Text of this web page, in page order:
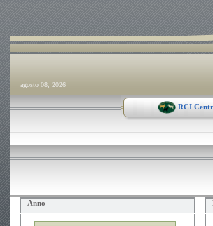
agosto 08, 2026
RCI
Anno